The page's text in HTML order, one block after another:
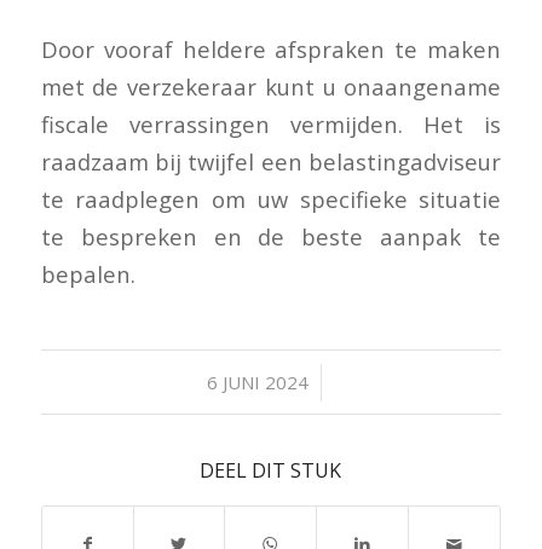
Door vooraf heldere afspraken te maken
met de verzekeraar kunt u onaangename
fiscale verrassingen vermijden. Het is
raadzaam bij twijfel een belastingadviseur
te raadplegen om uw specifieke situatie
te bespreken en de beste aanpak te
bepalen.
6 JUNI 2024
/
DEEL DIT STUK